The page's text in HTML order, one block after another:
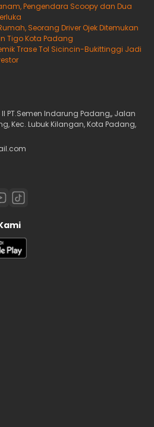
Pengendara Scoopy dan Dua
Seorang Driver Ojek Ditemukan
Tigo Kota Padang
Trase Tol Sicincin-Bukittinggi Jadi
PT.Semen Indarung Padang,, Jalan
Kec. Lubuk Kilangan, Kota Padang,